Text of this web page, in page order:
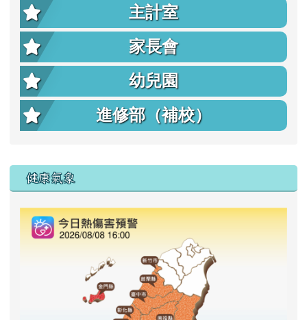
主計室
家長會
幼兒園
進修部（補校）
右邊區域內容
健康氣象